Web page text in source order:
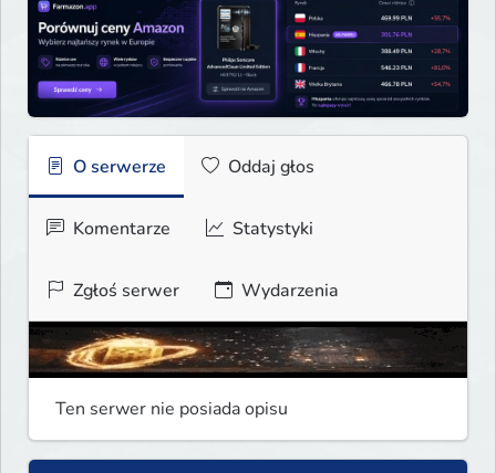
O serwerze Oddaj głos
Komentarze Statystyki
Zgłoś serwer Wydarzenia
Ten serwer nie posiada opisu